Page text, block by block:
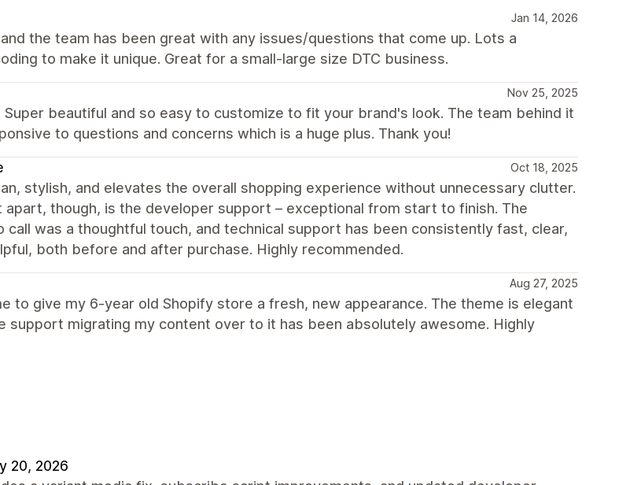
Jan 14, 2026
the team has been great with any issues/questions that come up. Lots a
to make it unique. Great for a small-large size DTC business.
Nov 25, 2025
Super beautiful and so easy to customize to fit your brand's look. The team behind it
to questions and concerns which is a huge plus. Thank you!
Oct 18, 2025
stylish, and elevates the overall shopping experience without unnecessary clutter.
apart, though, is the developer support – exceptional from start to finish. The
call was a thoughtful touch, and technical support has been consistently fast, clear,
both before and after purchase. Highly recommended.
Aug 27, 2025
to give my 6-year old Shopify store a fresh, new appearance. The theme is elegant
support migrating my content over to it has been absolutely awesome. Highly
20, 2026